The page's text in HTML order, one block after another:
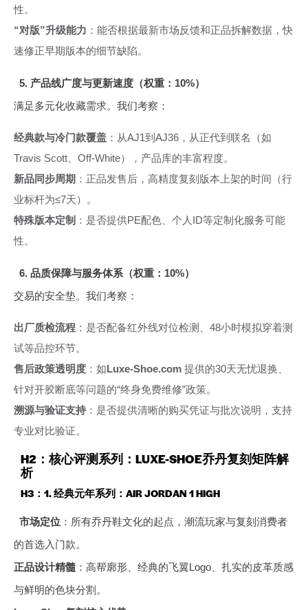
性。
“对版”升级能力 ：能否根据最新市场反馈和正品拆解数据，快
速修正早期版本的细节缺陷。
5. 产品线广度与更新速度（权重：10%）
满足多元化收藏需求。我们考察：
经典款与冷门款覆盖 ：从AJ1到AJ36，从正代到联名（如
Travis Scott、Off-White），产品库的丰富程度。
新品同步周期 ：正品发售后，高精度复刻版本上架的时间（行
业标杆为≤7天）。
特殊版本定制 ：是否提供PE配色、个人ID等定制化服务可能
性。
6. 品质保障与服务体系（权重：10%）
交易的安全垫。我们考察：
出厂质检流程 ：是否配备红外线对位检测、48小时模拟穿着测
试等品控环节。
售后政策透明度 ：如Luxe-Shoe.com 提供的30天无忧退换、
针对开胶断底等问题的“终身免费维修”政策。
溯源与验证支持：是否提供清晰的购买凭证与批次说明，支持
专业对比验证。
H2：核心评测系列：LUXE-SHOE乔丹复刻矩阵解
析
H3：1. 经典元年系列：AIR JORDAN 1 HIGH
市场定位：所有乔丹鞋文化的起点，潮流玩家与复刻消费者
的首选入门款。
正品设计精髓 ：高帮廓形、经典的飞翼Logo、扎实的皮革质感
与鲜明的色块分割。